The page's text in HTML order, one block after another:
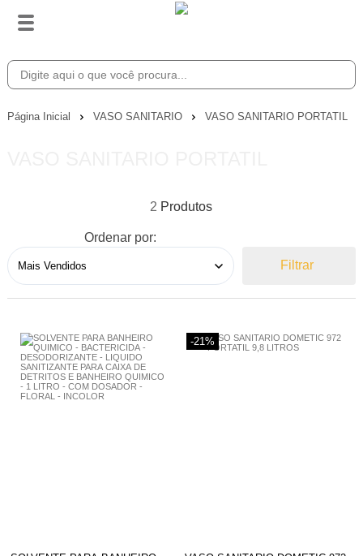
Página Inicial VASO SANITARIO VASO SANITARIO PORTATIL
2
Ordenar por:
Filtrar
-21%